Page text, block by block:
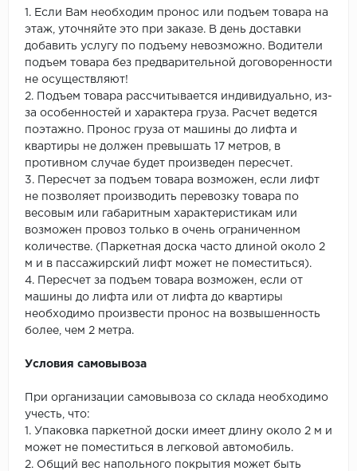
1. Если Вам необходим пронос или подъем товара на
этаж, уточняйте это при заказе. В день доставки
добавить услугу по подъему невозможно. Водители
подъем товара без предварительной договоренности
не осуществляют!
2. Подъем товара рассчитывается индивидуально, из-
за особенностей и характера груза. Расчет ведется
поэтажно. Пронос груза от машины до лифта и
квартиры не должен превышать 17 метров, в
противном случае будет произведен пересчет.
3. Пересчет за подъем товара возможен, если лифт
не позволяет производить перевозку товара по
весовым или габаритным характеристикам или
возможен провоз только в очень ограниченном
количестве. (Паркетная доска часто длиной около 2
м и в пассажирский лифт может не поместиться).
4. Пересчет за подъем товара возможен, если от
машины до лифта или от лифта до квартиры
необходимо произвести пронос на возвышенность
более, чем 2 метра.
Условия самовывоза
При организации самовывоза со склада необходимо
учесть, что:
1. Упаковка паркетной доски имеет длину около 2 м и
может не поместиться в легковой автомобиль.
2. Общий вес напольного покрытия может быть